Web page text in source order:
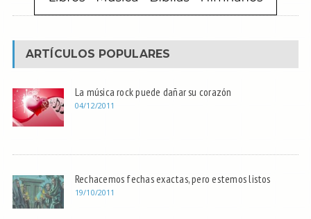
ARTÍCULOS POPULARES
La música rock puede dañar su corazón
04/12/2011
Rechacemos fechas exactas, pero estemos listos
19/10/2011